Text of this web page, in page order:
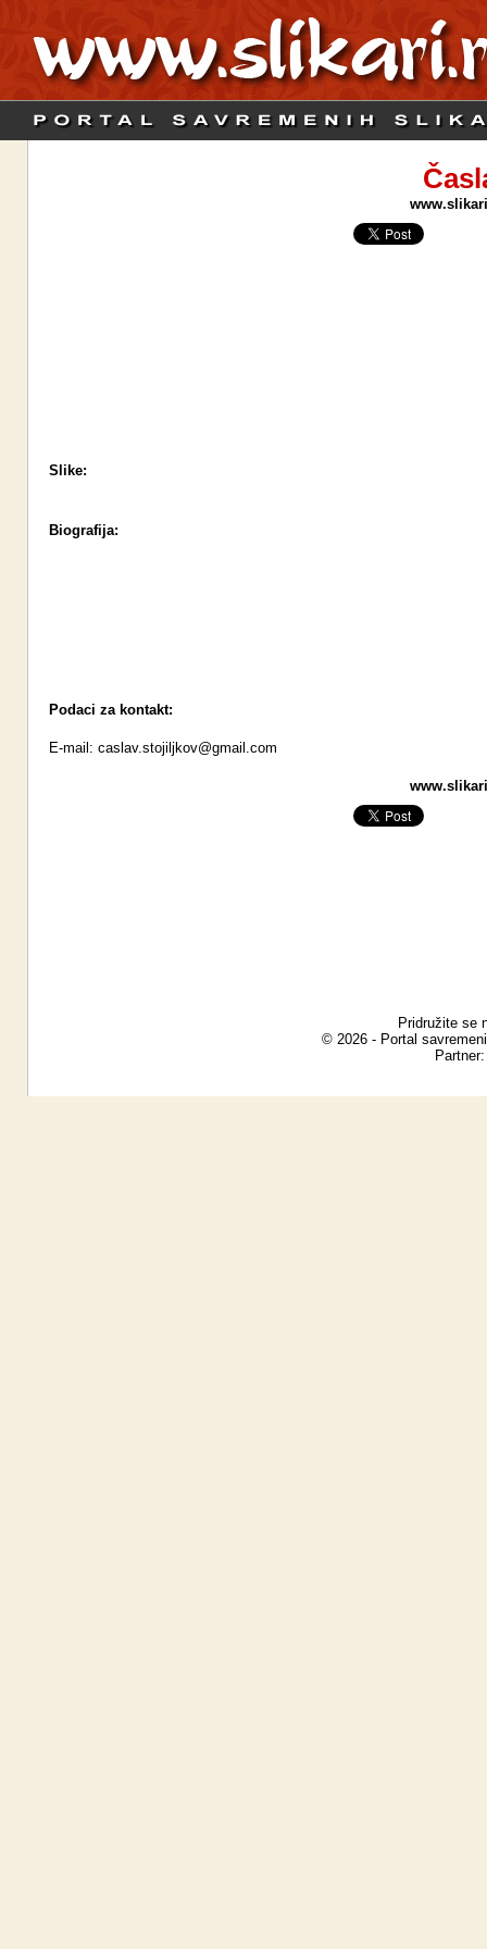
Slike:
Biografija:
Podaci za kontakt:
E-mail: caslav.stojiljkov@gmail.com
Pridružite se
© 2026 - Portal